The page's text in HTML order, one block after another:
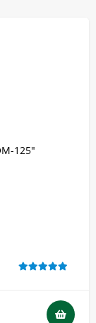
125"